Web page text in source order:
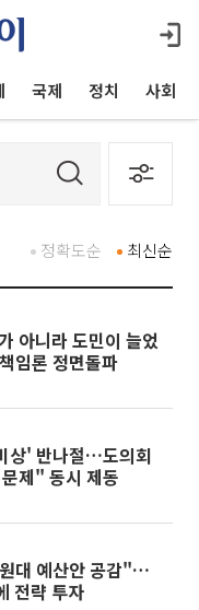
국제 정치 사회
최신순
정확도순
아니라 도민이 늘었
임론 정면돌파
상' 반나절…도의회
제" 동시 제동
대 예산안 공감"…
전략 투자